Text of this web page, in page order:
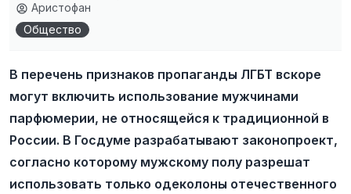
Аристофан
Общество
В перечень признаков пропаганды ЛГБТ вскоре
могут включить использование мужчинами
парфюмерии, не относящейся к традиционной в
России. В Госдуме разрабатывают законопроект,
согласно которому мужскому полу разрешат
использовать только одеколоны отечественного